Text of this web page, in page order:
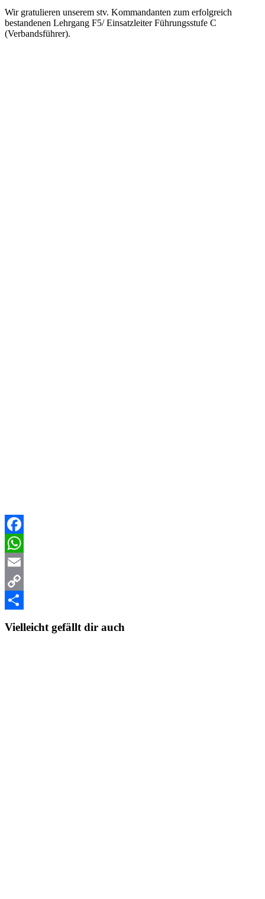
Wir gratulieren unserem stv. Kommandanten zum erfolgreich
bestandenen Lehrgang F5/ Einsatzleiter Führungsstufe C
(Verbandsführer).
Facebook
WhatsApp
Email
Copy
Vielleicht gefällt dir auch